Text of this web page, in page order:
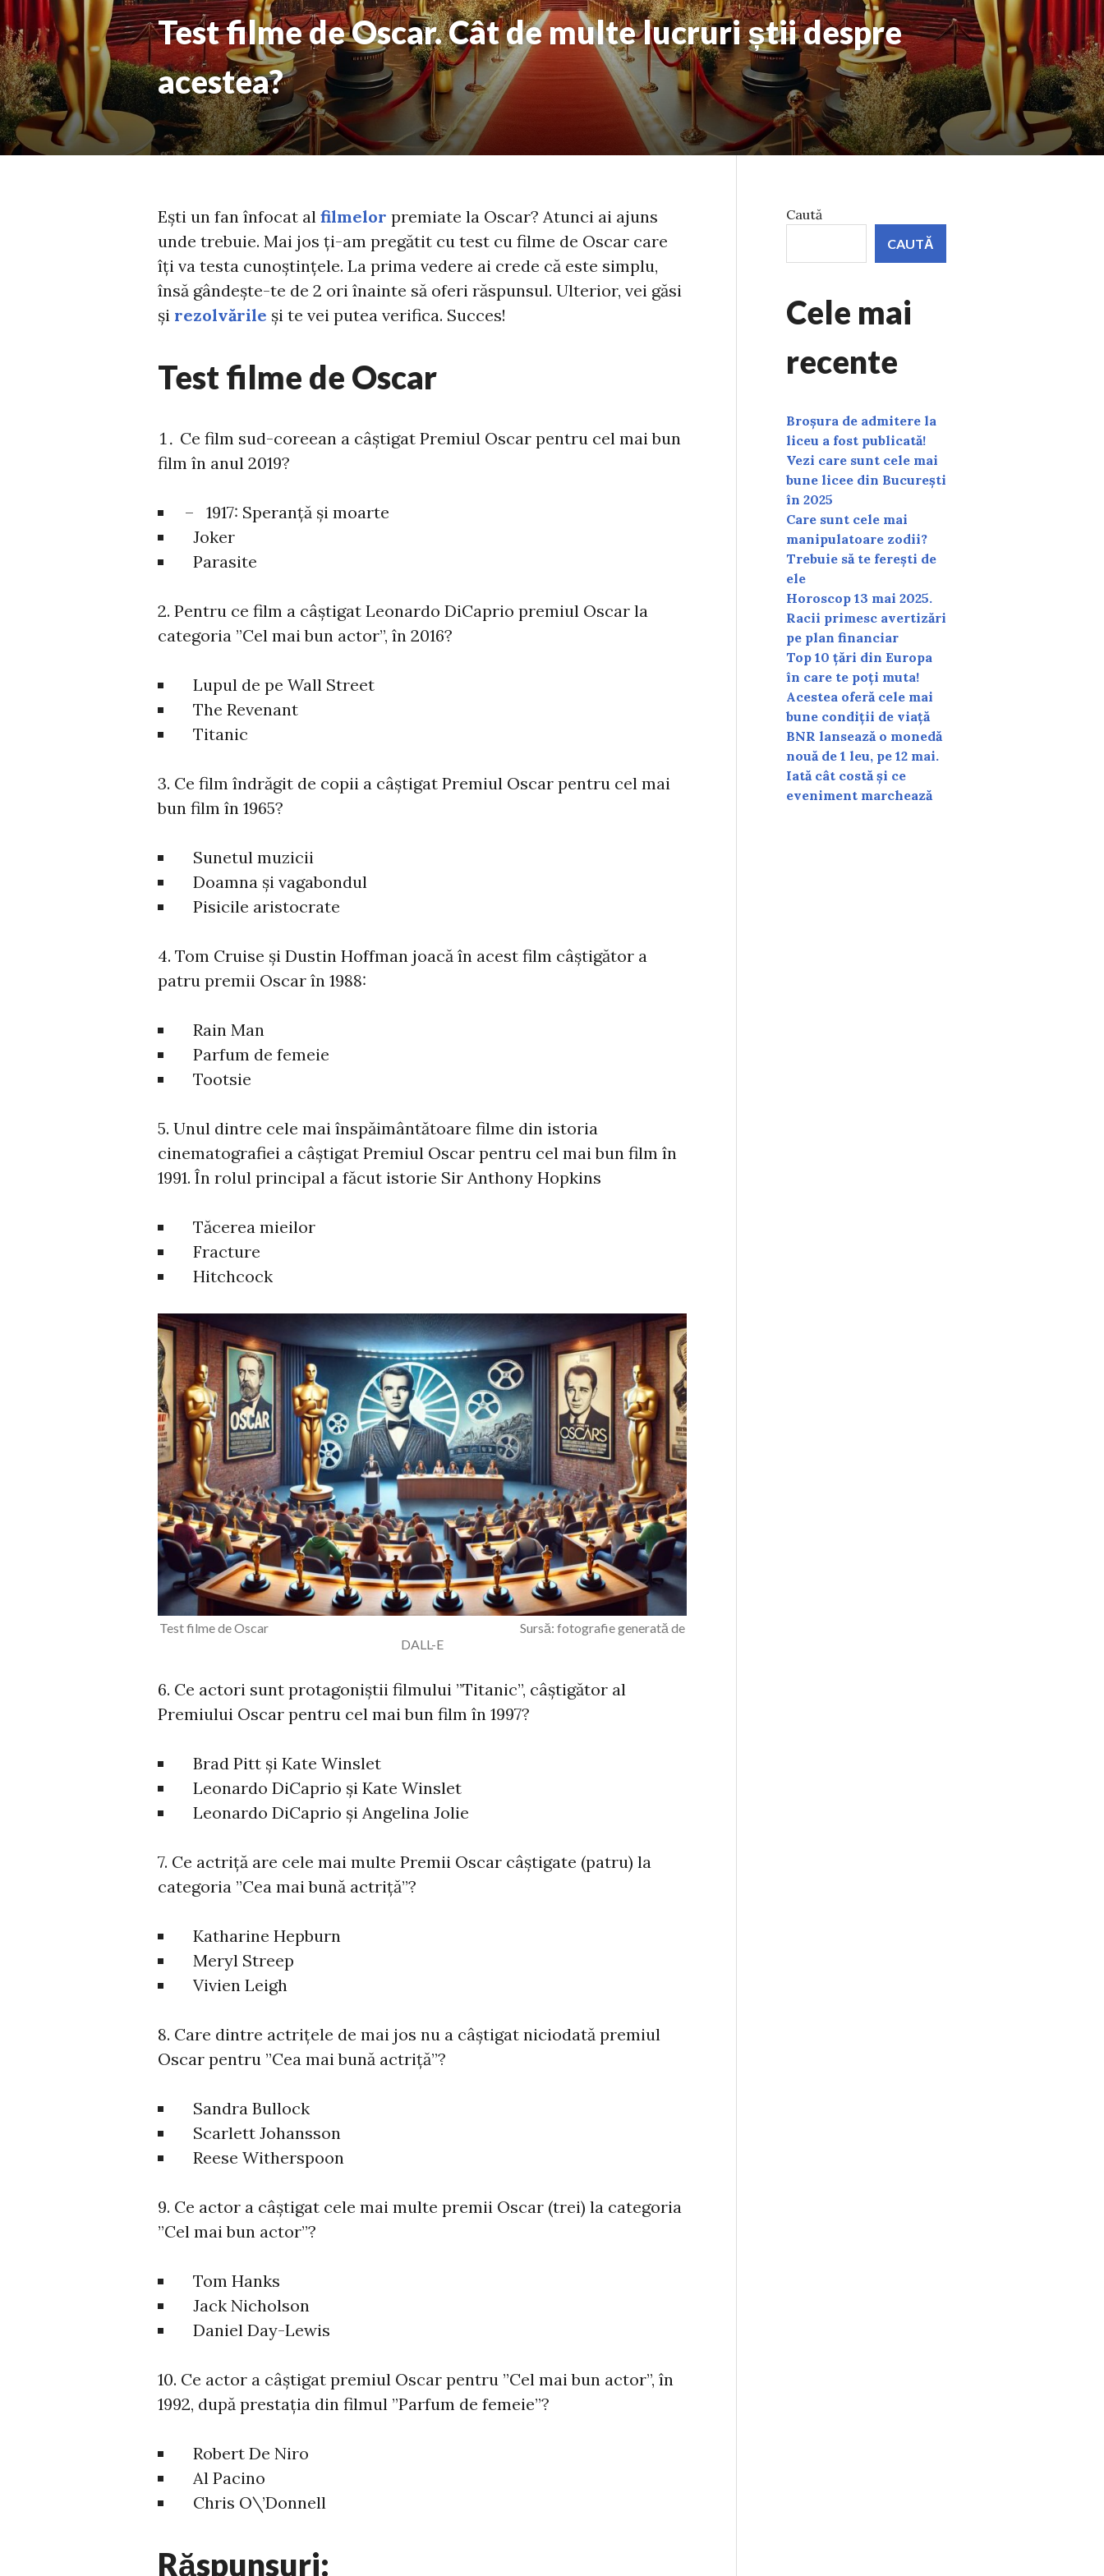
Test filme de Oscar. Cât de multe lucruri știi despre
acestea?
Ești un fan înfocat al filmelor premiate la Oscar? Atunci ai ajuns
unde trebuie. Mai jos ți-am pregătit cu test cu filme de Oscar care
îți va testa cunoștințele. La prima vedere ai crede că este simplu,
însă gândește-te de 2 ori înainte să oferi răspunsul. Ulterior, vei găsi
și rezolvările și te vei putea verifica. Succes!
Test filme de Oscar
Ce film sud-coreean a câștigat Premiul Oscar pentru cel mai bun
film în anul 2019?
– 1917: Speranță și moarte
Joker
Parasite
2. Pentru ce film a câștigat Leonardo DiCaprio premiul Oscar la
categoria ”Cel mai bun actor”, în 2016?
Lupul de pe Wall Street
The Revenant
Titanic
3. Ce film îndrăgit de copii a câștigat Premiul Oscar pentru cel mai
bun film în 1965?
Sunetul muzicii
Doamna și vagabondul
Pisicile aristocrate
4. Tom Cruise și Dustin Hoffman joacă în acest film câștigător a
patru premii Oscar în 1988:
Rain Man
Parfum de femeie
Tootsie
5. Unul dintre cele mai înspăimântătoare filme din istoria
cinematografiei a câștigat Premiul Oscar pentru cel mai bun film în
1991. În rolul principal a făcut istorie Sir Anthony Hopkins
Tăcerea mieilor
Fracture
Hitchcock
Test filme de Oscar Sursă: fotografie generată de
DALL-E
6. Ce actori sunt protagoniștii filmului ”Titanic”, câștigător al
Premiului Oscar pentru cel mai bun film în 1997?
Brad Pitt și Kate Winslet
Leonardo DiCaprio și Kate Winslet
Leonardo DiCaprio și Angelina Jolie
7. Ce actriță are cele mai multe Premii Oscar câștigate (patru) la
categoria ”Cea mai bună actriță”?
Katharine Hepburn
Meryl Streep
Vivien Leigh
8. Care dintre actrițele de mai jos nu a câștigat niciodată premiul
Oscar pentru ”Cea mai bună actriță”?
Sandra Bullock
Scarlett Johansson
Reese Witherspoon
9. Ce actor a câștigat cele mai multe premii Oscar (trei) la categoria
”Cel mai bun actor”?
Tom Hanks
Jack Nicholson
Daniel Day-Lewis
10. Ce actor a câștigat premiul Oscar pentru ”Cel mai bun actor”, în
1992, după prestația din filmul ”Parfum de femeie”?
Robert De Niro
Al Pacino
Chris O\’Donnell
Răspunsuri:
Caută
CAUTĂ
Cele mai
recente
Broșura de admitere la
liceu a fost publicată!
Vezi care sunt cele mai
bune licee din București
în 2025
Care sunt cele mai
manipulatoare zodii?
Trebuie să te ferești de
ele
Horoscop 13 mai 2025.
Racii primesc avertizări
pe plan financiar
Top 10 țări din Europa
în care te poți muta!
Acestea oferă cele mai
bune condiții de viață
BNR lansează o monedă
nouă de 1 leu, pe 12 mai.
Iată cât costă și ce
eveniment marchează